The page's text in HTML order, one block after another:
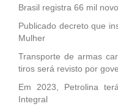
Brasil registra 66 mil
Publicado decreto que
Mulher
Transporte de armas
tiros será revisto por
Em 2023, Petrolina
Integral